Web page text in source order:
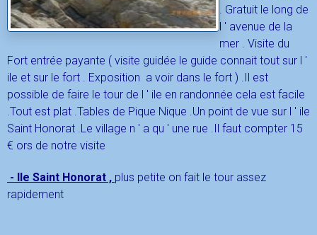
. Gratuit le long de
l ' avenue de la
mer . Visite du
Fort entrée payante ( visite guidée le guide connait tout sur l '
ile et sur le fort . Exposition a voir dans le fort ) .Il est
possible de faire le tour de l ' ile en randonnée cela est facile
.Tout est plat .Tables de Pique Nique .Un point de vue sur l ' ile
Saint Honorat .Le village n ' a qu ' une rue .Il faut compter 15
€ ors de notre visite
- Ile Saint Honorat , plus petite on fait le tour assez
rapidement